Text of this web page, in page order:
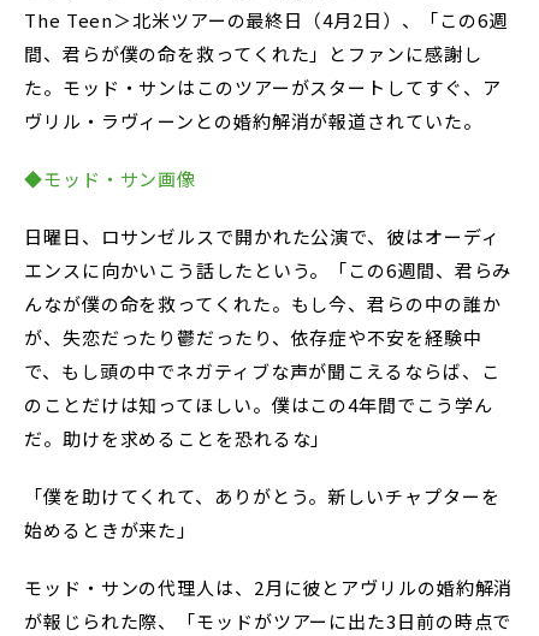
The Teen＞北米ツアーの最終日（4月2日）、「この6週
間、君らが僕の命を救ってくれた」とファンに感謝し
た。モッド・サンはこのツアーがスタートしてすぐ、ア
ヴリル・ラヴィーンとの婚約解消が報道されていた。
◆モッド・サン画像
日曜日、ロサンゼルスで開かれた公演で、彼はオーディ
エンスに向かいこう話したという。「この6週間、君らみ
んなが僕の命を救ってくれた。もし今、君らの中の誰か
が、失恋だったり鬱だったり、依存症や不安を経験中
で、もし頭の中でネガティブな声が聞こえるならば、こ
のことだけは知ってほしい。僕はこの4年間でこう学ん
だ。助けを求めることを恐れるな」
「僕を助けてくれて、ありがとう。新しいチャプターを
始めるときが来た」
モッド・サンの代理人は、2月に彼とアヴリルの婚約解消
が報じられた際、「モッドがツアーに出た3日前の時点で